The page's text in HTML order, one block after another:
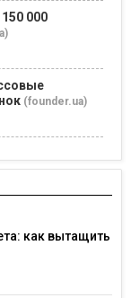
000
(founder.ua)
как вытащить